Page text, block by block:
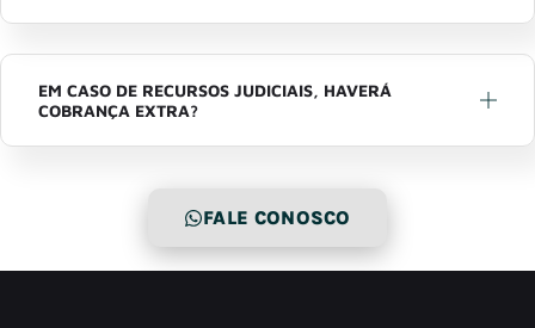
EM CASO DE RECURSOS JUDICIAIS, HAVERÁ
COBRANÇA EXTRA?
FALE CONOSCO